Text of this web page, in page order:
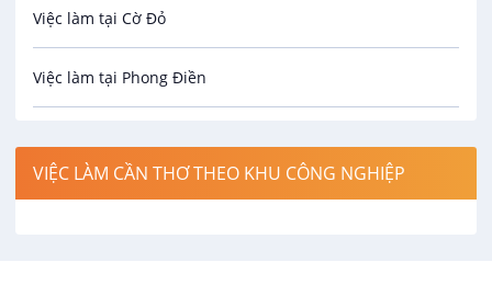
Công nghệ sinh học
Công nghệ thực phẩm
Điện / Điện tử / Điện lạnh
Hàng hải / Hàng không
Việc làm tại Cờ Đỏ
Việc làm tại Phong Điền
Việc làm tại Cái Khế
VIỆC LÀM CẦN THƠ THEO KHU CÔNG NGHIỆP